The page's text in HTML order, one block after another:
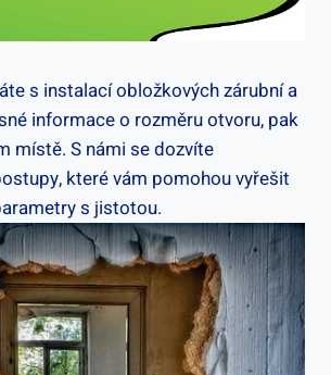
s instalací obložkových zárubní a
informace o rozměru otvoru, pak
místě. S námi se dozvíte
které vám pomohou vyřešit
s jistotou.